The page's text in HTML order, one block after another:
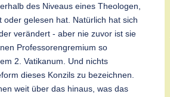
des Niveaus eines Theologen,
gelesen hat. Natürlich hat sich
verändert - aber nie zuvor ist sie
Professorengremium so
2. Vatikanum. Und nichts
dieses Konzils zu bezeichnen.
weit über das hinaus, was das